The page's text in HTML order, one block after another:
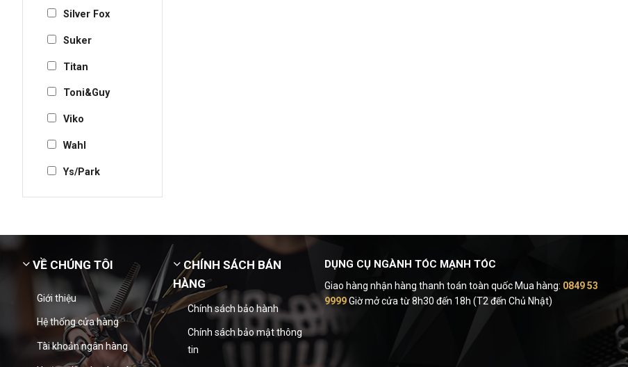
Silver Fox
Suker
Titan
Toni&Guy
Viko
Wahl
Ys/Park
VỀ CHÚNG TÔI
Giới thiệu
Hệ thống cửa hàng
Tài khoản ngân hàng
CHÍNH SÁCH BÁN
HÀNG
Chính sách bảo hành
Chính sách bảo mật thông
tin
DỤNG CỤ NGÀNH TÓC MẠNH TÓC
Giao hàng nhận hàng thanh toán toàn quốc Mua hàng: 0849 53
9999Giờ mở cửa từ 8h30 đến 18h (T2 đến Chủ Nhật)